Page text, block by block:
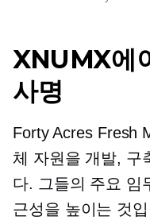
XNUMX에
사명
Forty Acres Fresh
체 자원을 개발, 구
다. 그들의 주요 임
근성을 높이는 것